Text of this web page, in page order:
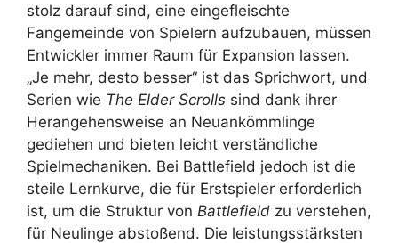
stolz darauf sind, eine eingefleischte
Fangemeinde von Spielern aufzubauen, müssen
Entwickler immer Raum für Expansion lassen.
„Je mehr, desto besser“ ist das Sprichwort, und
Serien wie The Elder Scrolls sind dank ihrer
Herangehensweise an Neuankömmlinge
gediehen und bieten leicht verständliche
Spielmechaniken. Bei Battlefield jedoch ist die
steile Lernkurve, die für Erstspieler erforderlich
ist, um die Struktur von Battlefield zu verstehen,
für Neulinge abstoßend. Die leistungsstärksten